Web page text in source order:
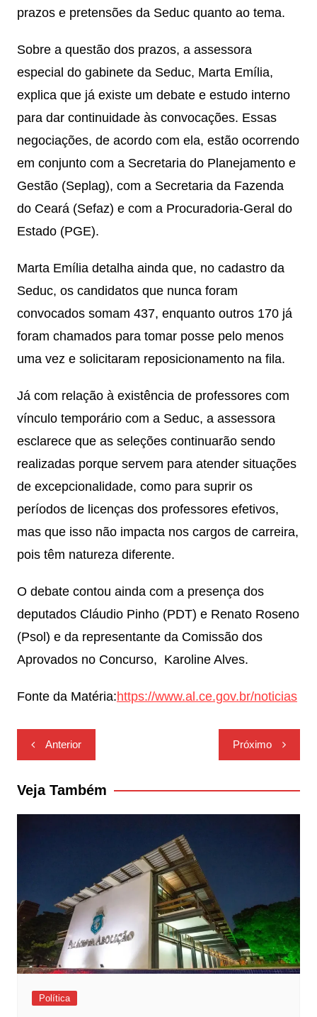
prazos e pretensões da Seduc quanto ao tema.
Sobre a questão dos prazos, a assessora
especial do gabinete da Seduc, Marta Emília,
explica que já existe um debate e estudo interno
para dar continuidade às convocações. Essas
negociações, de acordo com ela, estão ocorrendo
em conjunto com a Secretaria do Planejamento e
Gestão (Seplag), com a Secretaria da Fazenda
do Ceará (Sefaz) e com a Procuradoria-Geral do
Estado (PGE).
Marta Emília detalha ainda que, no cadastro da
Seduc, os candidatos que nunca foram
convocados somam 437, enquanto outros 170 já
foram chamados para tomar posse pelo menos
uma vez e solicitaram reposicionamento na fila.
Já com relação à existência de professores com
vínculo temporário com a Seduc, a assessora
esclarece que as seleções continuarão sendo
realizadas porque servem para atender situações
de excepcionalidade, como para suprir os
períodos de licenças dos professores efetivos,
mas que isso não impacta nos cargos de carreira,
pois têm natureza diferente.
O debate contou ainda com a presença dos
deputados Cláudio Pinho (PDT) e Renato Roseno
(Psol) e da representante da Comissão dos
Aprovados no Concurso, Karoline Alves.
Fonte da Matéria:https://www.al.ce.gov.br/noticias
Navegação
de
Post
Anterior Próximo
Veja Também
Política